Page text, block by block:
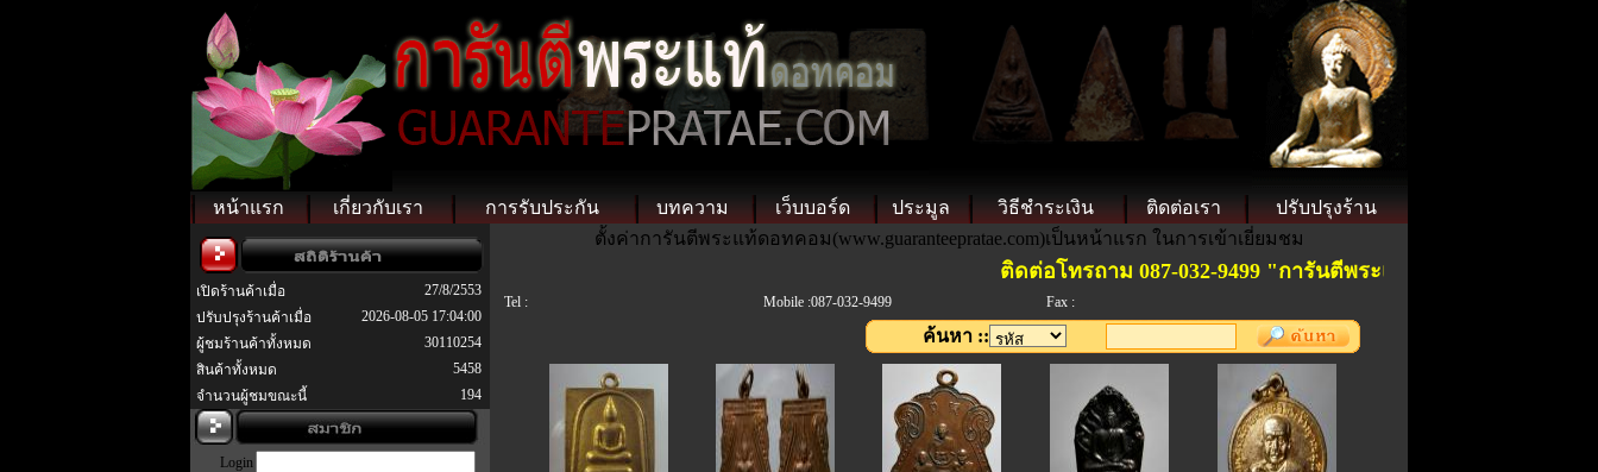
หน้าแรก เกี่ยวกับเรา การรับประกัน บทความ เว็บบอร์ด ประมูล วิธีชำระเงิน ติดต่อเรา ปรับปรุงร้าน
เปิดร้านค้าเมื่อ
27/8/2553
ปรับปรุงร้านค้าเมื่อ
2026-08-05 17:04:00
ผู้ชมร้านค้าทั้งหมด
30110254
สินค้าทั้งหมด
5458
จำนวนผู้ชมขณะนี้
194
Login
ตั้งค่าการันตีพระแท้ดอทคอม(www.guaranteepratae.com)เป็นหน้าแรก ในการเข้าเยี่ยมชม
ติดต่อโทรถาม 087-032-9499 "การันตีพระแท้ ".ราคาย่อมเยาเป็นกั
Tel : Mobile :087-032-9499 Fax :
ค้นหา ::